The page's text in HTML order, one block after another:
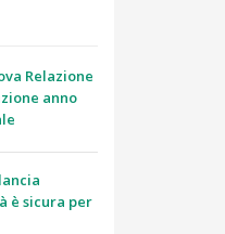
Relazione
anno
è sicura per